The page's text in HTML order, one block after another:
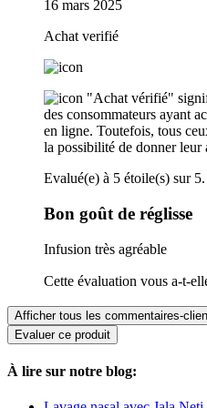
16 mars 2025
Achat verifié
"Achat vérifié"
des consommateurs ayant
en ligne. Toutefois, tous
la possibilité de donner leur
Evalué(e) à 5 étoile(s) sur 5.
Bon goût de réglisse
Infusion très agréable
Cette évaluation vous a-t-
Afficher tous les commentaires-
Evaluer ce produit
À lire sur notre blog: